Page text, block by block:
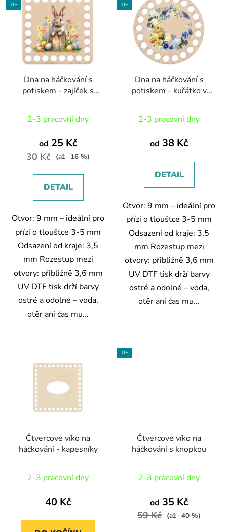
TIP
Dna na háčkování s
potiskem - zajíček s
2-3 pracovní dny
od 25 Kč
30 Kč (až –16 %)
DETAIL
Otvor: 9 mm – ideální pro
přízi o tloušťce 3-5 mm
Odsazení od kraje: 3,5
mm Rozestup mezi
otvory: přibližně 3,6 mm
UV DTF tisk drží barvy
ostré a odolné – voda,
otěr ani čas mu...
TIP
Dna na háčkování s
potiskem - kuřátko v
2-3 pracovní dny
od 38 Kč
DETAIL
Otvor: 9 mm – ideální pro
přízi o tloušťce 3-5 mm
Odsazení od kraje: 3,5
mm Rozestup mezi
otvory: přibližně 3,6 mm
UV DTF tisk drží barvy
ostré a odolné – voda,
otěr ani čas mu...
Čtvercové víko na
háčkování - kapesníky
2-3 pracovní dny
40 Kč
TIP
Čtvercové víko na
háčkování s knopkou
2-3 pracovní dny
od 35 Kč
59 Kč (až –40 %)